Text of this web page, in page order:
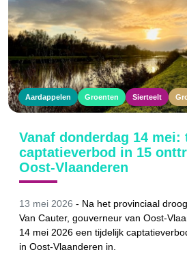
Aardappelen Groenten Sierteelt
Vanaf donderdag 14
captatieverbod in 15
Oost-Vlaanderen
13 mei 2026 - Na het provinciaal
Van Cauter, gouverneur van Oost-
14 mei 2026 een tijdelijk
in Oost-Vlaanderen in.